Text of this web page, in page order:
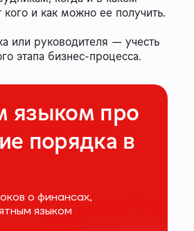
и как можно ее получить.
или руководителя — учесть
этапа бизнес-процесса.
языком про
порядка в
о финансах,
языком